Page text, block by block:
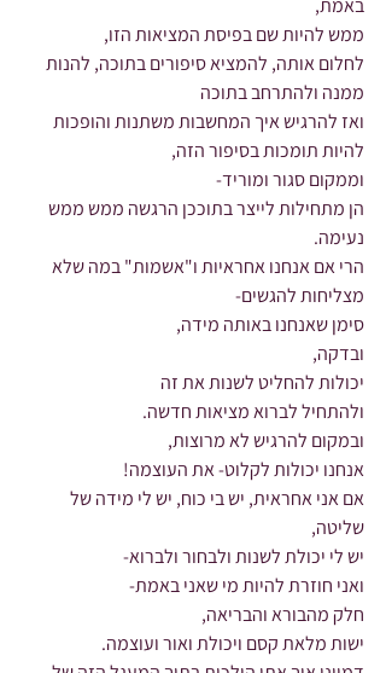
באמת,
ממש להיות שם בפיסת המציאות הזו,
לחלום אותה, להמציא סיפורים בתוכה, להנות
ממנה ולהתרחב בתוכה
ואז להרגיש איך המחשבות משתנות והופכות
להיות תומכות בסיפור הזה,
וממקום סגור ומוריד-
הן מתחילות לייצר בתוככן הרגשה ממש ממש
נעימה.
הרי אם אנחנו אחראיות ו"אשמות" במה שלא
מצליחות להגשים-
סימן שאנחנו באותה מידה,
ובדקה,
יכולות להחליט לשנות את זה
ולהתחיל לברוא מציאות חדשה.
ובמקום להרגיש לא מרוצות,
אנחנו יכולות לקלוט- את העוצמה!
אם אני אחראית, יש בי כוח, יש לי מידה של
שליטה,
יש לי יכולת לשנות ולבחור ולברוא-
ואני חוזרת להיות מי שאני באמת-
חלק מהבורא והבריאה,
ישות מלאת קסם ויכולת ואור ועוצמה.